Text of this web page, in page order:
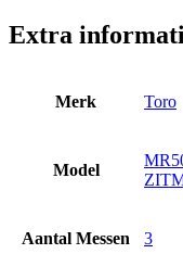
Extra
Merk Toro
Model
Aantal Messen 3